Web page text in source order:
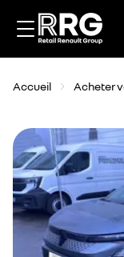
Accueil Acheter